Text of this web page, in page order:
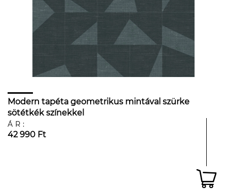
Modern tapéta geometrikus mintával szürke
sötétkék színekkel
ÁR:
42 990 Ft